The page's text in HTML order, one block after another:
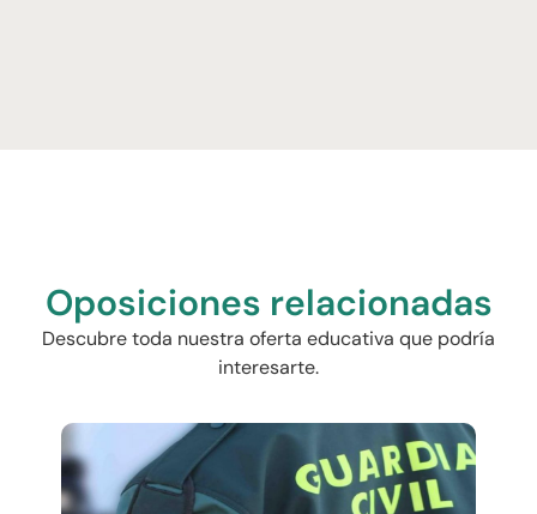
Oposiciones relacionadas
Descubre toda nuestra oferta educativa que podría
interesarte.